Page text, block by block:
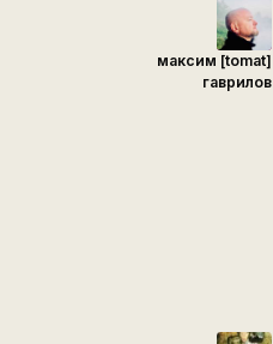
максим [tomat]
гаврилов